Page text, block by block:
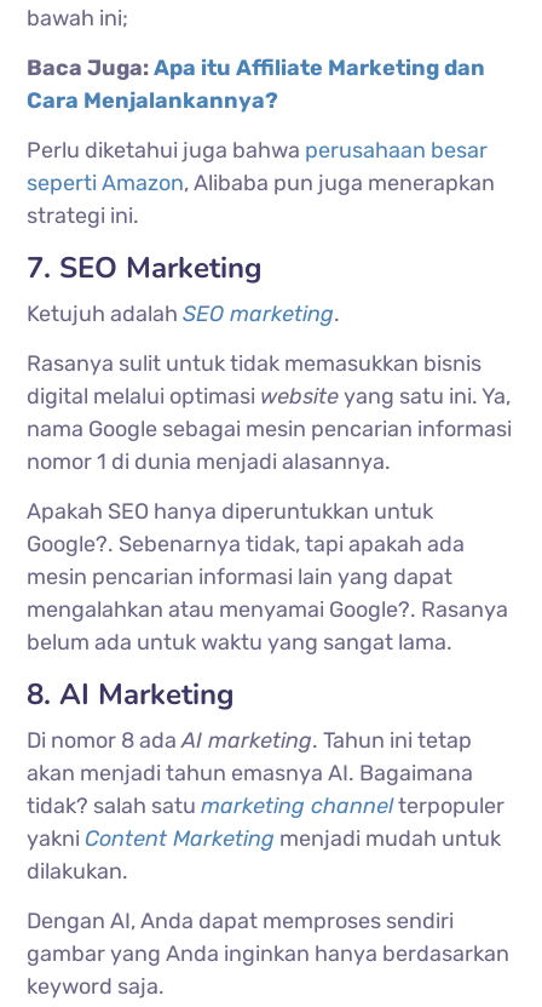
bawah ini;
Baca Juga: Apa itu Affiliate Marketing dan
Cara Menjalankannya?
Perlu diketahui juga bahwa perusahaan besar
seperti Amazon, Alibaba pun juga menerapkan
strategi ini.
7. SEO Marketing
Ketujuh adalah SEO marketing.
Rasanya sulit untuk tidak memasukkan bisnis
digital melalui optimasi websiteyang satu ini. Ya,
nama Google sebagai mesin pencarian informasi
nomor 1 di dunia menjadi alasannya.
Apakah SEO hanya diperuntukkan untuk
Google?. Sebenarnya tidak, tapi apakah ada
mesin pencarian informasi lain yang dapat
mengalahkan atau menyamai Google?. Rasanya
belum ada untuk waktu yang sangat lama.
8. AI Marketing
Di nomor 8 adaAI marketing. Tahun ini tetap
akan menjadi tahun emasnya AI. Bagaimana
tidak? salah satu marketing channelterpopuler
yakni Content Marketing menjadi mudah untuk
dilakukan.
Dengan AI, Anda dapat memproses sendiri
gambar yang Anda inginkan hanya berdasarkan
keyword saja.